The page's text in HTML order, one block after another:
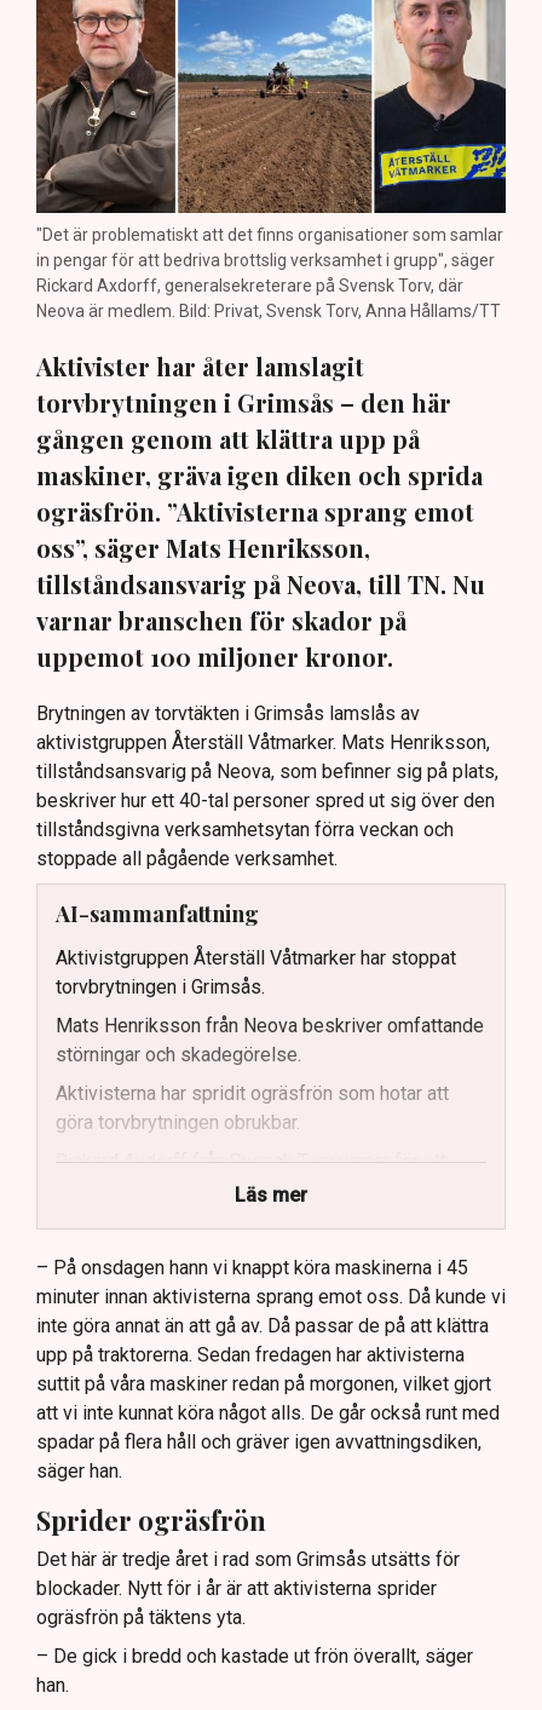
"Det är problematiskt att det finns organisationer som samlar
in pengar för att bedriva brottslig verksamhet i grupp", säger
Rickard Axdorff, generalsekreterare på Svensk Torv, där
Neova är medlem. Bild: Privat, Svensk Torv, Anna Hållams/TT
Aktivister har åter lamslagit
torvbrytningen i Grimsås – den här
gången genom att klättra upp på
maskiner, gräva igen diken och sprida
ogräsfrön. ”Aktivisterna sprang emot
oss”, säger Mats Henriksson,
tillståndsansvarig på Neova, till TN. Nu
varnar branschen för skador på
uppemot 100 miljoner kronor.
Brytningen av torvtäkten i Grimsås lamslås av
aktivistgruppen Återställ Våtmarker. Mats Henriksson,
tillståndsansvarig på Neova, som befinner sig på plats,
beskriver hur ett 40-tal personer spred ut sig över den
tillståndsgivna verksamhetsytan förra veckan och
stoppade all pågående verksamhet.
AI-sammanfattning
Aktivistgruppen Återställ Våtmarker har stoppat
torvbrytningen i Grimsås.
Mats Henriksson från Neova beskriver omfattande
störningar och skadegörelse.
Aktivisterna har spridit ogräsfrön som hotar att
göra torvbrytningen obrukbar.
Rickard Axdorff från Svensk Torv varnar för ett
stort ekonomiskt sabotage.
Dialogpolisen på plats står maktlös inför
aktivisternas handlingar.
Frågor kvarstår om finansiering av illegal aktivism.
Läs mer
– På onsdagen hann vi knappt köra maskinerna i 45
minuter innan aktivisterna sprang emot oss. Då kunde vi
inte göra annat än att gå av. Då passar de på att klättra
upp på traktorerna. Sedan fredagen har aktivisterna
suttit på våra maskiner redan på morgonen, vilket gjort
att vi inte kunnat köra något alls. De går också runt med
spadar på flera håll och gräver igen avvattningsdiken,
säger han.
Sprider ogräsfrön
Det här är tredje året i rad som Grimsås utsätts för
blockader. Nytt för i år är att aktivisterna sprider
ogräsfrön på täktens yta.
– De gick i bredd och kastade ut frön överallt, säger
han.